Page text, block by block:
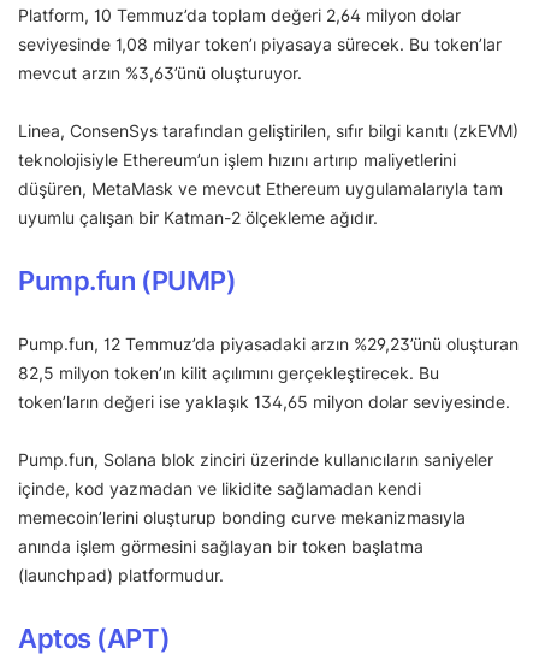
Platform, 10 Temmuz’da toplam değeri 2,64 milyon dolar
seviyesinde 1,08 milyar token’ı piyasaya sürecek. Bu token’lar
mevcut arzın %3,63’ünü oluşturuyor.
Linea, ConsenSys tarafından geliştirilen, sıfır bilgi kanıtı (zkEVM)
teknolojisiyle Ethereum’un işlem hızını artırıp maliyetlerini
düşüren, MetaMask ve mevcut Ethereum uygulamalarıyla tam
uyumlu çalışan bir Katman-2 ölçekleme ağıdır.
Pump.fun (PUMP)
Pump.fun, 12 Temmuz’da piyasadaki arzın %29,23’ünü oluşturan
82,5 milyon token’ın kilit açılımını gerçekleştirecek. Bu
token’ların değeri ise yaklaşık 134,65 milyon dolar seviyesinde.
Pump.fun, Solana blok zinciri üzerinde kullanıcıların saniyeler
içinde, kod yazmadan ve likidite sağlamadan kendi
memecoin’lerini oluşturup bonding curve mekanizmasıyla
anında işlem görmesini sağlayan bir token başlatma
(launchpad) platformudur.
Aptos (APT)